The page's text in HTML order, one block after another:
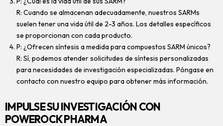
R: Cuando se almacenan adecuadamente, nuestros SARMs
suelen tener una vida útil de 2-3 años. Los detalles específicos
se proporcionan con cada producto.
P: ¿Ofrecen síntesis a medida para compuestos SARM únicos?
R: Sí, podemos atender solicitudes de síntesis personalizadas
para necesidades de investigación especializadas. Póngase en
contacto con nuestro equipo para obtener más información.
IMPULSE SU INVESTIGACIÓN CON
POWEROCK PHARMA